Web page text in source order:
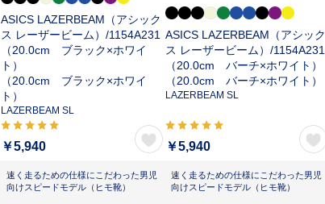
ASICS LAZERBEAM（アシック
ス レーザービーム）/1154A231
（20.0cm ブラック×ホワイ
ト）
（20.0cm ブラック×ホワイ
ト）
LAZERBEAM SL
￥5,940
速く走るための仕様にこだわった男児
向けスピードモデル（ヒモ靴）
ASICS LAZERBEAM（アシック
ス レーザービーム）/1154A231
（20.0cm バーチ×ホワイト）
（20.0cm バーチ×ホワイト）
LAZERBEAM SL
￥5,940
速く走るための仕様にこだわった男児
向けスピードモデル（ヒモ靴）